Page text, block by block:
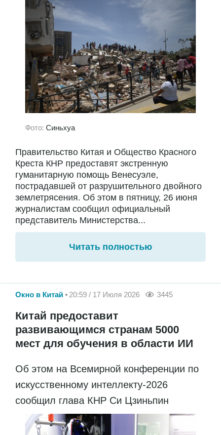
Фото: Синьхуа
Правительство Китая и Общество Красного
Креста КНР предоставят экстренную
гуманитарную помощь Венесуэле,
пострадавшей от разрушительного двойного
землетрясения. Об этом в пятницу, 26 июня
журналистам сообщил официальный
представитель Министерства...
Читать полностью
Окно в Китай 20:59 / 17 Июля 2026 3445
Китай предоставит
развивающимся странам 5000
мест для обучения в области ИИ
Об этом на Всемирной конференции по
искусственному интеллекту-2026
сообщил глава КНР Си Цзиньпин